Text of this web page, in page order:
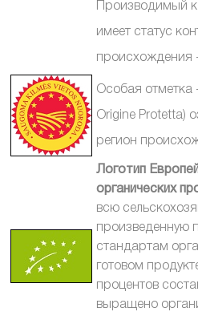
Производимый
имеет статус
происхождения
Особая отметка
Origine Protetta)
регион
Логотип
органических
всю
произведенную
стандартам
готовом
процентов
выращено